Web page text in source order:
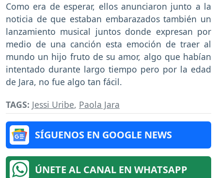
Como era de esperar, ellos anunciaron junto a la
noticia de que estaban embarazados también un
lanzamiento musical juntos donde expresan por
medio de una canción esta emoción de traer al
mundo un hijo fruto de su amor, algo que habían
intentado durante largo tiempo pero por la edad
de Jara, no fue algo tan fácil.
TAGS: Jessi Uribe, Paola Jara
SÍGUENOS EN GOOGLE NEWS
ÚNETE AL CANAL EN WHATSAPP